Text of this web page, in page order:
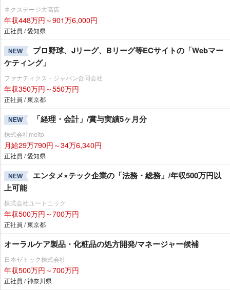
ネクステージ大高店
年収448万円～901万6,000円
正社員 / 愛知県
NEW
プロ野球、Jリーグ、Bリーグ等ECサイトの「Webマー
ケティング」
ファナティクス・ジャパン合同会社
年収350万円～550万円
正社員 / 東京都
NEW 「経理・会計」/賞与実績5ヶ月分
株式会社meito
月給29万790円～34万6,340円
正社員 / 愛知県
NEW
エンタメ×テック企業の「法務・総務」/年収500万円以
上可能
株式会社ユートニック
年収500万円～700万円
正社員 / 東京都
オーラルケア製品・化粧品の処方開発/マネージャー候補
日本ゼトック株式会社
年収500万円～700万円
正社員 / 神奈川県